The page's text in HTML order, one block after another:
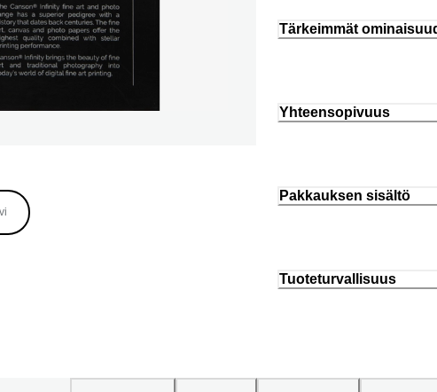
Tärkeimmät
Yhteensopivuus
Pakkauksen sisältö
Tuoteturvallisuus